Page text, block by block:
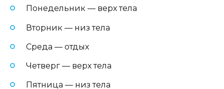
Понедельник — верх тела
Вторник — низ тела
Среда — отдых
Четверг — верх тела
Пятница — низ тела